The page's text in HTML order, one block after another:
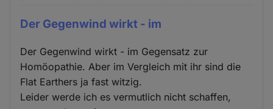
Der Gegenwind wirkt - im
Der Gegenwind wirkt - im Gegensatz zur
Homöopathie. Aber im Vergleich mit ihr sind die
Flat Earthers ja fast witzig.
Leider werde ich es vermutlich nicht schaffen,